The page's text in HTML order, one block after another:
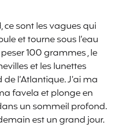
ce sont les vagues qui
et tourne sous l’eau
100 grammes , le
et les lunettes
l’Atlantique. J’ai ma
favela et plonge en
un sommeil profond.
est un grand jour.